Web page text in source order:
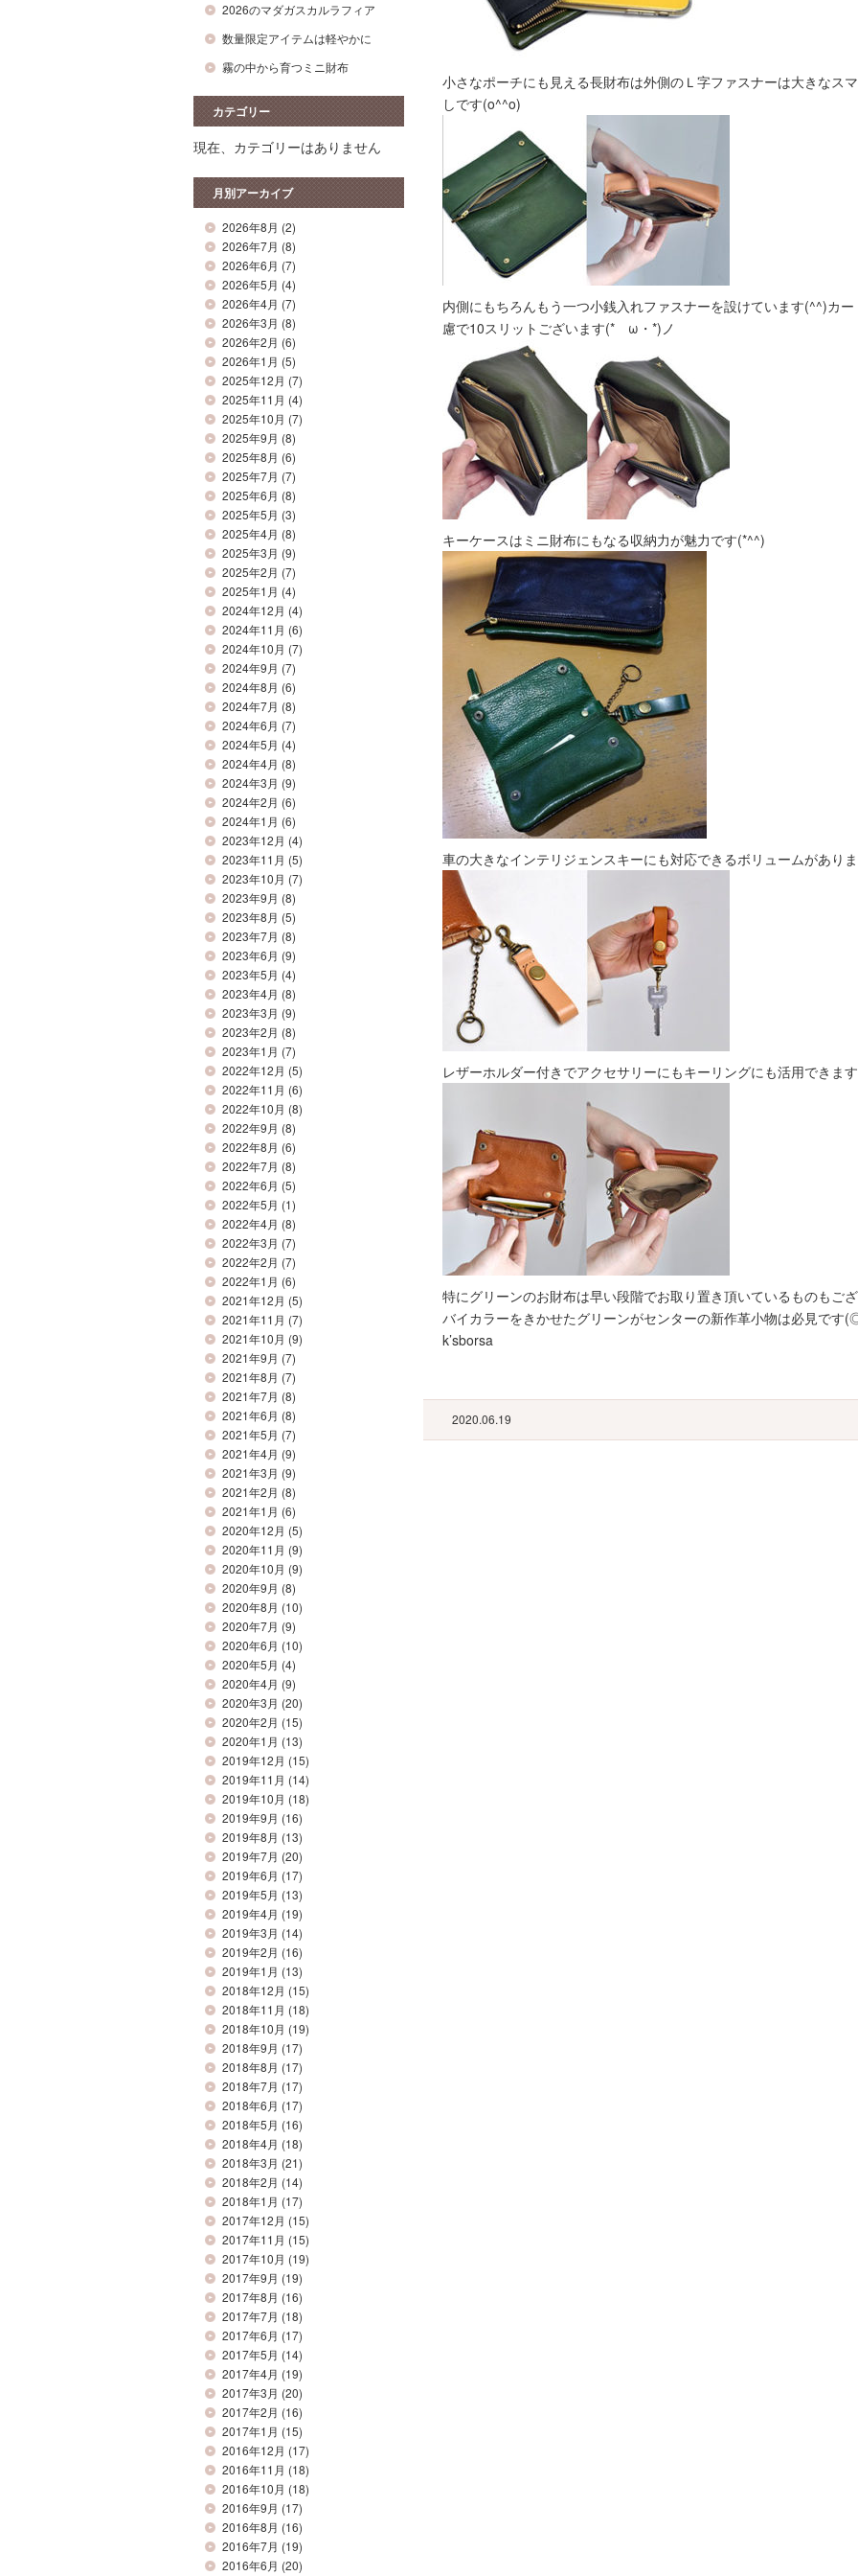
2026のマダガスカルラフィア
数量限定アイテムは軽やかに
霧の中から育つミニ財布
カテゴリー
現在、カテゴリーはありません
月別アーカイブ
2026年8月 (2)
2026年7月 (8)
2026年6月 (7)
2026年5月 (4)
2026年4月 (7)
2026年3月 (8)
2026年2月 (6)
2026年1月 (5)
2025年12月 (7)
2025年11月 (4)
2025年10月 (7)
2025年9月 (8)
2025年8月 (6)
2025年7月 (7)
2025年6月 (8)
2025年5月 (3)
2025年4月 (8)
2025年3月 (9)
2025年2月 (7)
2025年1月 (4)
2024年12月 (4)
2024年11月 (6)
2024年10月 (7)
2024年9月 (7)
2024年8月 (6)
2024年7月 (8)
2024年6月 (7)
2024年5月 (4)
2024年4月 (8)
2024年3月 (9)
2024年2月 (6)
2024年1月 (6)
2023年12月 (4)
2023年11月 (5)
2023年10月 (7)
2023年9月 (8)
2023年8月 (5)
2023年7月 (8)
2023年6月 (9)
2023年5月 (4)
2023年4月 (8)
2023年3月 (9)
2023年2月 (8)
2023年1月 (7)
2022年12月 (5)
2022年11月 (6)
2022年10月 (8)
2022年9月 (8)
2022年8月 (6)
2022年7月 (8)
2022年6月 (5)
2022年5月 (1)
2022年4月 (8)
2022年3月 (7)
2022年2月 (7)
2022年1月 (6)
2021年12月 (5)
2021年11月 (7)
2021年10月 (9)
2021年9月 (7)
2021年8月 (7)
2021年7月 (8)
2021年6月 (8)
2021年5月 (7)
2021年4月 (9)
2021年3月 (9)
2021年2月 (8)
2021年1月 (6)
2020年12月 (5)
2020年11月 (9)
2020年10月 (9)
2020年9月 (8)
2020年8月 (10)
2020年7月 (9)
2020年6月 (10)
2020年5月 (4)
2020年4月 (9)
2020年3月 (20)
2020年2月 (15)
2020年1月 (13)
2019年12月 (15)
2019年11月 (14)
2019年10月 (18)
2019年9月 (16)
2019年8月 (13)
2019年7月 (20)
2019年6月 (17)
2019年5月 (13)
2019年4月 (19)
2019年3月 (14)
2019年2月 (16)
2019年1月 (13)
2018年12月 (15)
2018年11月 (18)
2018年10月 (19)
2018年9月 (17)
2018年8月 (17)
2018年7月 (17)
2018年6月 (17)
2018年5月 (16)
2018年4月 (18)
2018年3月 (21)
2018年2月 (14)
2018年1月 (17)
2017年12月 (15)
2017年11月 (15)
2017年10月 (19)
2017年9月 (19)
2017年8月 (16)
2017年7月 (18)
2017年6月 (17)
2017年5月 (14)
2017年4月 (19)
2017年3月 (20)
2017年2月 (16)
2017年1月 (15)
2016年12月 (17)
2016年11月 (18)
2016年10月 (18)
2016年9月 (17)
2016年8月 (16)
2016年7月 (19)
2016年6月 (20)
小さなポーチにも見える長財布は外側のＬ字ファスナーは大きなス
しです(o^^o)
内側にもちろんもう一つ小銭入れファスナーを設けています(^^)カ
慮で10スリットございます(*ゝω・*)ノ
キーケースはミニ財布にもなる収納力が魅力です(*^^)
車の大きなインテリジェンスキーにも対応できるボリュームがあり
レザーホルダー付きでアクセサリーにもキーリングにも活用できま
特にグリーンのお財布は早い段階でお取り置き頂いているものもご
バイカラーをきかせたグリーンがセンターの新作革小物は必見で
k’sborsa
2020.06.19